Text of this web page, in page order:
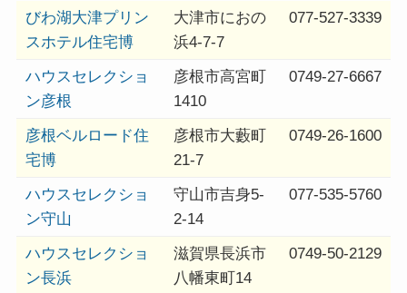
びわ湖大津プリン
スホテル住宅博
大津市におの
浜4-7-7
077-527-3339
ハウスセレクショ
ン彦根
彦根市高宮町
1410
0749-27-6667
彦根ベルロード住
宅博
彦根市大藪町
21-7
0749-26-1600
ハウスセレクショ
ン守山
守山市吉身5-
2-14
077-535-5760
ハウスセレクショ
ン長浜
滋賀県長浜市
八幡東町14
0749-50-2129